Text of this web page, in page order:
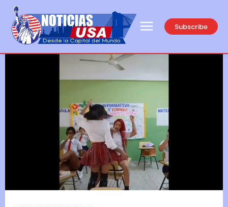
Subscribe